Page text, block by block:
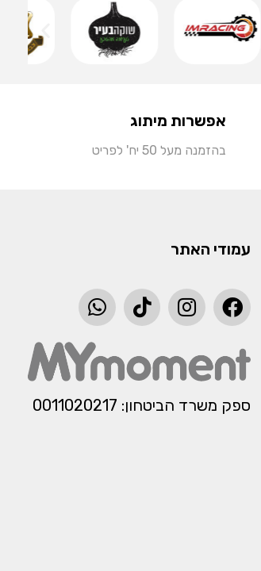
אפשרות מיתוג
בהזמנה מעל 50 יח' לפריט
עמודי האתר
ספק משרד הביטחון: 0011020217​​